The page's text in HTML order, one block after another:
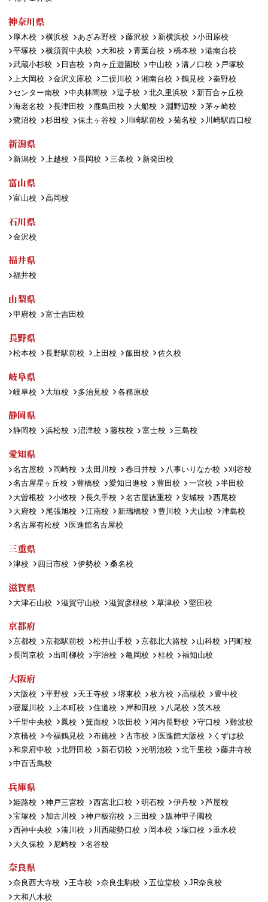
神奈川県
厚木校 横浜校 あざみ野校 藤沢校 新横浜校
小田原校
平塚校
横須賀中央校 大和校 青葉台校 橋本校
港南台校
武蔵小杉校
日吉校 向ヶ丘遊園校 中山校 溝ノ口校
戸塚校
上大岡校
金沢文庫校 二俣川校 湘南台校 鶴見校
秦野校
センター南校
中央林間校 逗子校 北久里浜校
新百合ヶ丘校
海老名校
長津田校 鹿島田校 大船校 淵野辺校
茅ヶ崎校
鷺沼校
杉田校 保土ヶ谷校 川崎駅前校 菊名校 川崎駅西口校
新潟県
新潟校 上越校 長岡校 三条校 新発田校
富山県
富山校 高岡校
石川県
金沢校
福井県
福井校
山梨県
甲府校 富士吉田校
長野県
松本校 長野駅前校 上田校 飯田校 佐久校
岐阜県
岐阜校 大垣校 多治見校 各務原校
静岡県
静岡校 浜松校 沼津校 藤枝校 富士校 三島校
愛知県
名古屋校 岡崎校 太田川校 春日井校 八事いりなか校
刈谷校
名古屋星ヶ丘校
豊橋校 愛知日進校 豊田校 一宮校
半田校
大曽根校
小牧校 長久手校 名古屋徳重校 安城校
西尾校
大府校
尾張旭校 江南校 新瑞橋校 豊川校 犬山校
津島校
名古屋有松校
医進館名古屋校
三重県
津校 四日市校 伊勢校 桑名校
滋賀県
大津石山校 滋賀守山校 滋賀彦根校 草津校 堅田校
京都府
京都校 京都駅前校 松井山手校 京都北大路校 山科校
円町校
長岡京校
出町柳校 宇治校 亀岡校 桂校 福知山校
大阪府
大阪校 平野校 天王寺校 堺東校 枚方校 高槻校
豊中校
寝屋川校
上本町校 住道校 岸和田校 八尾校
茨木校
千里中央校
鳳校 箕面校 吹田校 河内長野校 守口校
難波校
京橋校
今福鶴見校 布施校 古市校 医進館大阪校
くずは校
和泉府中校
北野田校 新石切校 光明池校 北千里校
藤井寺校
中百舌鳥校
兵庫県
姫路校 神戸三宮校 西宮北口校 明石校 伊丹校
芦屋校
宝塚校
加古川校 神戸板宿校 三田校
阪神甲子園校
西神中央校
湊川校 川西能勢口校 岡本校 塚口校
垂水校
大久保校
尼崎校 名谷校
奈良県
奈良西大寺校 王寺校 奈良生駒校 五位堂校
JR奈良校
大和八木校